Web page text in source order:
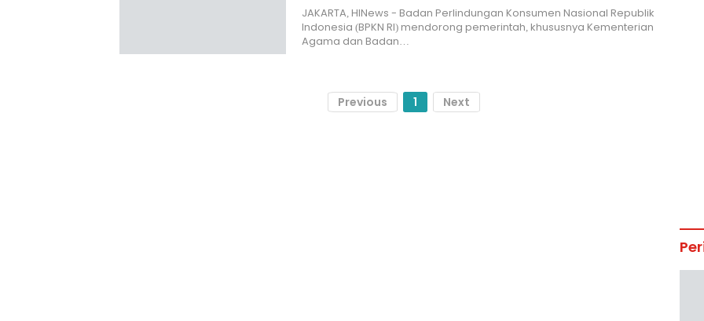
JAKARTA, HINews - Badan Perlindungan Konsumen Nasional Republik
Indonesia (BPKN RI) mendorong pemerintah, khususnya Kementerian
Agama dan Badan…
Previous 1 Next